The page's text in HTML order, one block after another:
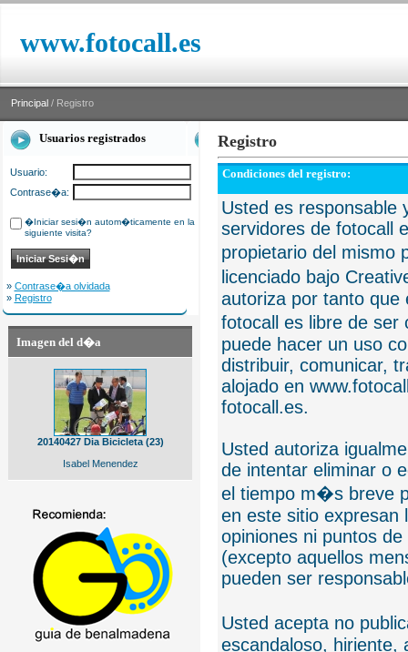
www.fotocall.es
Principal / Registro
Usuarios registrados
Usuario:
Contrase�a:
�Iniciar sesi�n autom�ticamente en la
siguiente visita?
» Contrase�a olvidada
» Registro
Imagen del d�a
20140427 Dia Bicicleta (23)
Isabel Menendez
Registro
Condiciones del registro:
Usted es responsable
servidores de fotocall
propietario del mismo
licenciado bajo
autoriza por tanto que
fotocall es libre de
puede hacer un uso
distribuir, comunicar,
alojado en
fotocall.es.
Usted autoriza
de intentar eliminar o
el tiempo m�s breve
en este sitio expresan
opiniones ni puntos
(excepto aquellos
pueden ser
Usted acepta no
escandaloso, hiriente,